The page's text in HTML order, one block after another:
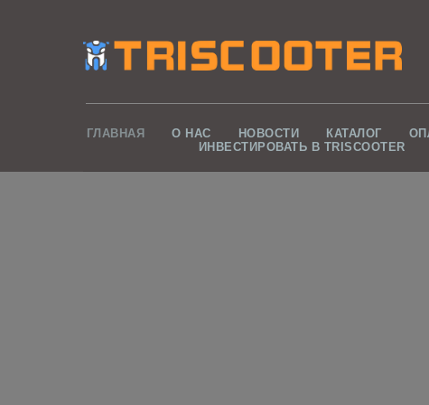
ГЛАВНАЯ О НАС НОВОСТИ КАТАЛОГ
ИНВЕСТИРОВАТЬ В TRISCOOTER